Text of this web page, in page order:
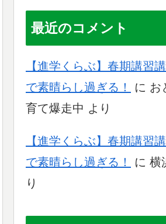
最近のコメント
【進学くらぶ】春期講習
で素晴らし過ぎる！
に お
育て爆走中 より
【進学くらぶ】春期講習
で素晴らし過ぎる！
に 横
り